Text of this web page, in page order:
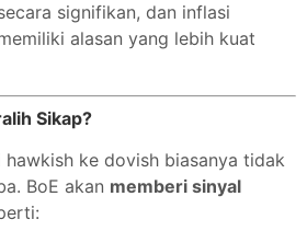
signifikan, dan inflasi
alasan yang lebih kuat
Sikap?
hawkish ke dovish biasanya tidak
BoE akan memberi sinyal